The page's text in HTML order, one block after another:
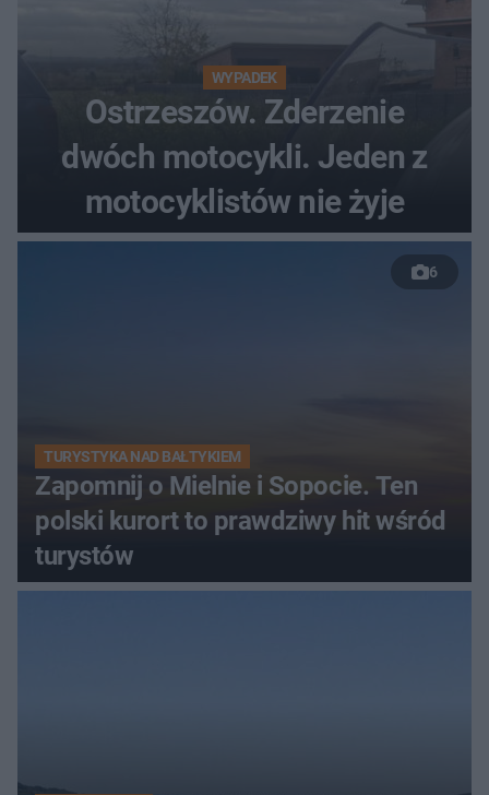
WYPADEK
Ostrzeszów. Zderzenie
dwóch motocykli. Jeden z
motocyklistów nie żyje
6
TURYSTYKA NAD BAŁTYKIEM
Zapomnij o Mielnie i Sopocie. Ten
polski kurort to prawdziwy hit wśród
turystów